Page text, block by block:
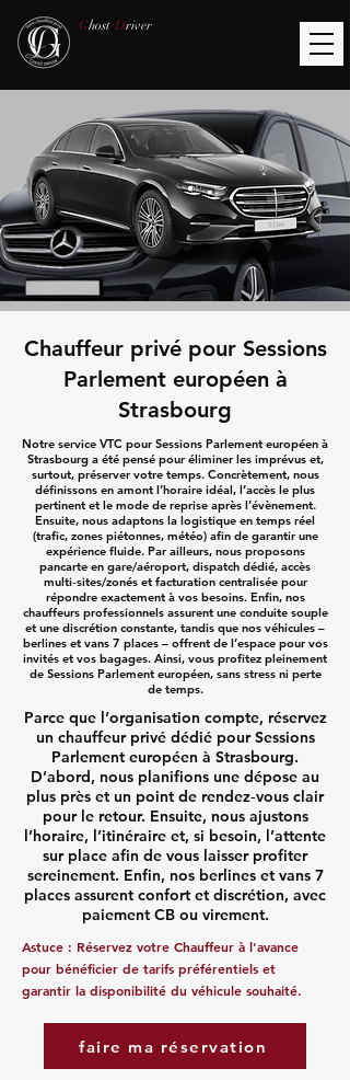
Ghost Driver
Chauffeur privé pour Sessions
Parlement européen à
Strasbourg
Notre service VTC pour Sessions Parlement européen à
Strasbourg a été pensé pour éliminer les imprévus et,
surtout, préserver votre temps. Concrètement, nous
définissons en amont l’horaire idéal, l’accès le plus
pertinent et le mode de reprise après l’évènement.
Ensuite, nous adaptons la logistique en temps réel
(trafic, zones piétonnes, météo) afin de garantir une
expérience fluide. Par ailleurs, nous proposons
pancarte en gare/aéroport, dispatch dédié, accès
multi‑sites/zonés et facturation centralisée pour
répondre exactement à vos besoins. Enfin, nos
chauffeurs professionnels assurent une conduite souple
et une discrétion constante, tandis que nos véhicules –
berlines et vans 7 places – offrent de l’espace pour vos
invités et vos bagages. Ainsi, vous profitez pleinement
de Sessions Parlement européen, sans stress ni perte
de temps.
Parce que l’organisation compte, réservez
un chauffeur privé dédié pour Sessions
Parlement européen à Strasbourg.
D’abord, nous planifions une dépose au
plus près et un point de rendez‑vous clair
pour le retour. Ensuite, nous ajustons
l’horaire, l’itinéraire et, si besoin, l’attente
sur place afin de vous laisser profiter
sereinement. Enfin, nos berlines et vans 7
places assurent confort et discrétion, avec
paiement CB ou virement.
Astuce : Réservez votre Chauffeur à l'avance
pour bénéficier de tarifs préférentiels et
garantir la disponibilité du véhicule souhaité.
faire ma réservation